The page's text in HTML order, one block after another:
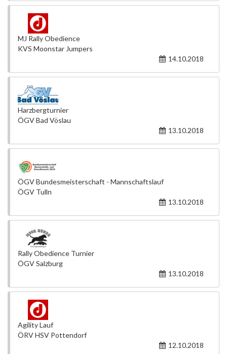
MJ Rally Obedience
KVS Moonstar Jumpers
14.10.2018
Harzbergturnier
ÖGV Bad Vöslau
13.10.2018
ÖGV Bundesmeisterschaft - Mannschaftslauf
ÖGV Tulln
13.10.2018
Rally Obedience Turnier
ÖGV Salzburg
13.10.2018
Agility Lauf
ÖRV HSV Pottendorf
12.10.2018